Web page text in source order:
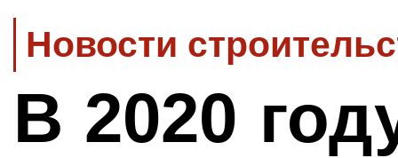
Новости
В 2020